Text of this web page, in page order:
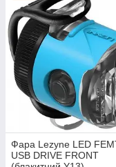
Фара Lezyne LED
USB DRIVE FRONT